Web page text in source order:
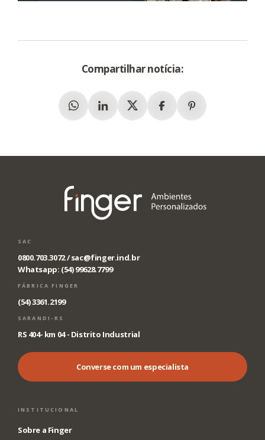
Compartilhar notícia:
WhatsappLinkedinX (Twitter)FacebookPinterest
SAC
0800.703.3072 /sac@finger.ind.br
Whatsapp: (54) 99628.7799
FÁBRICA FINGER
(54) 3361.2199
SARANDI-RS
RS 404- km 04 - Distrito Industrial
Converse com um especialista
INSTITUCIONAL
Sobre a Finger